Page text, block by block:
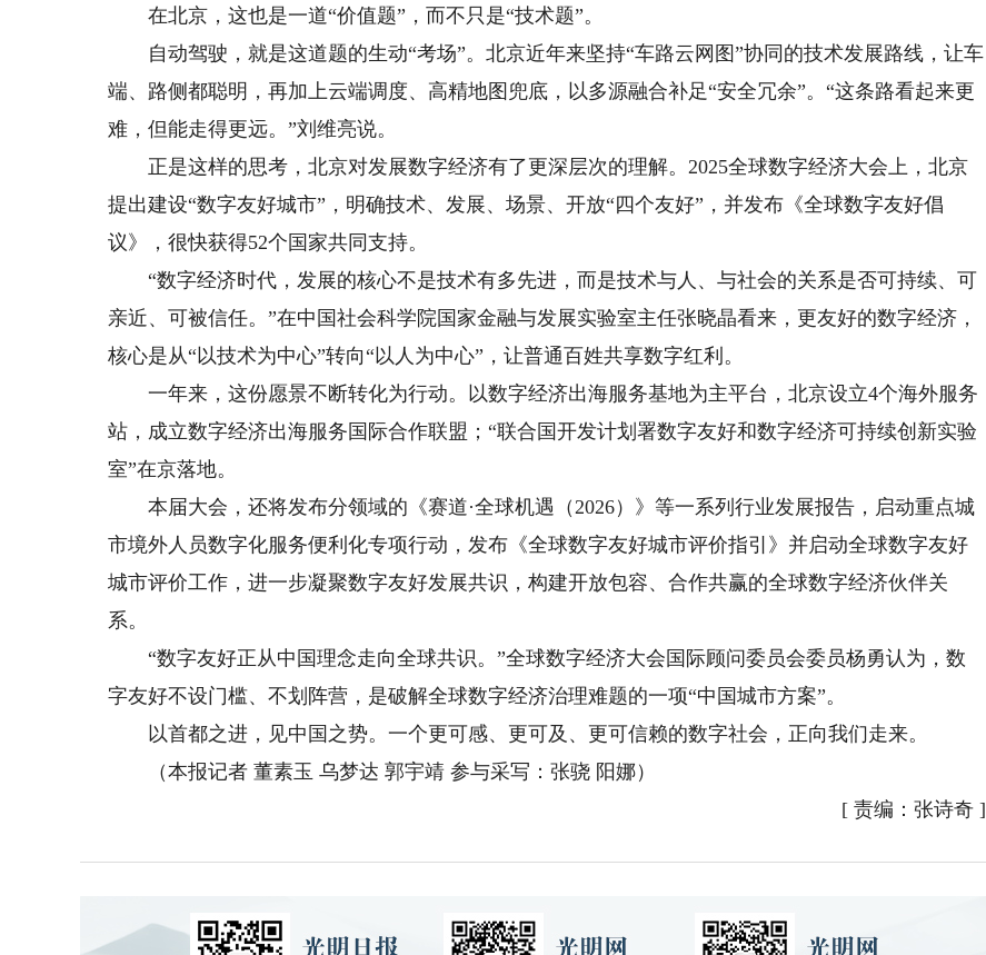
在北京，这也是一道“价值题”，而不只是“技术题”。
自动驾驶，就是这道题的生动“考场”。北京近年来坚持“车路云网图”协同的技术发展路线，让车
端、路侧都聪明，再加上云端调度、高精地图兜底，以多源融合补足“安全冗余”。“这条路看起来更
难，但能走得更远。”刘维亮说。
正是这样的思考，北京对发展数字经济有了更深层次的理解。2025全球数字经济大会上，北京
提出建设“数字友好城市”，明确技术、发展、场景、开放“四个友好”，并发布《全球数字友好倡
议》，很快获得52个国家共同支持。
“数字经济时代，发展的核心不是技术有多先进，而是技术与人、与社会的关系是否可持续、可
亲近、可被信任。”在中国社会科学院国家金融与发展实验室主任张晓晶看来，更友好的数字经济，
核心是从“以技术为中心”转向“以人为中心”，让普通百姓共享数字红利。
一年来，这份愿景不断转化为行动。以数字经济出海服务基地为主平台，北京设立4个海外服务
站，成立数字经济出海服务国际合作联盟；“联合国开发计划署数字友好和数字经济可持续创新实验
室”在京落地。
本届大会，还将发布分领域的《赛道·全球机遇（2026）》等一系列行业发展报告，启动重点城
市境外人员数字化服务便利化专项行动，发布《全球数字友好城市评价指引》并启动全球数字友好
城市评价工作，进一步凝聚数字友好发展共识，构建开放包容、合作共赢的全球数字经济伙伴关
系。
“数字友好正从中国理念走向全球共识。”全球数字经济大会国际顾问委员会委员杨勇认为，数
字友好不设门槛、不划阵营，是破解全球数字经济治理难题的一项“中国城市方案”。
以首都之进，见中国之势。一个更可感、更可及、更可信赖的数字社会，正向我们走来。
（本报记者 董素玉 乌梦达 郭宇靖 参与采写：张骁 阳娜）
[ 责编：张诗奇 ]